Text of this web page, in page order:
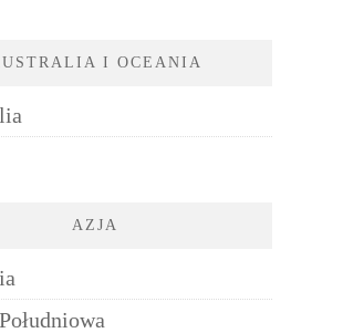
I OCEANIA
AZJA